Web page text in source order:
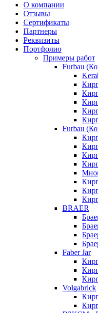
О компании
Отзывы
Сертификаты
Партнеры
Реквизиты
Портфолио
Примеры работ
Furbau
Furbau
BRAER
Faber Jar
Volgabrick